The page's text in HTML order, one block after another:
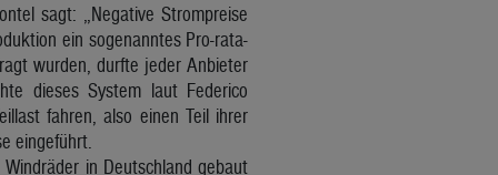
sagt: „Negative Strompreise
ein sogenanntes Pro-rata-
wurden, durfte jeder Anbieter
dieses System laut Federico
fahren, also einen Teil ihrer
eingeführt.
in Deutschland gebaut